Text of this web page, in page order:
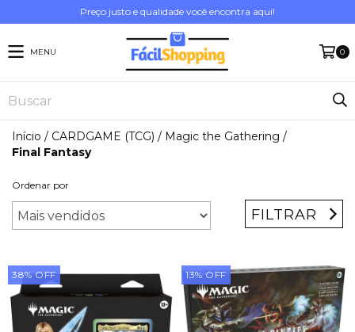
Preço justo e qualidade você encontra aqui!
MENU 0
Início / CARDGAME (TCG) / Magic the Gathering /
Final Fantasy
Ordenar por
FILTRAR
38% OFF 13% OFF